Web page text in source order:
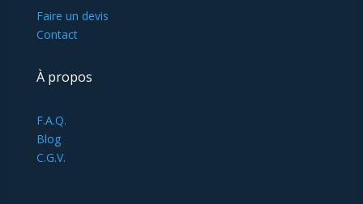
Faire un devis
Contact
À propos
F.A.Q.
Blog
C.G.V.